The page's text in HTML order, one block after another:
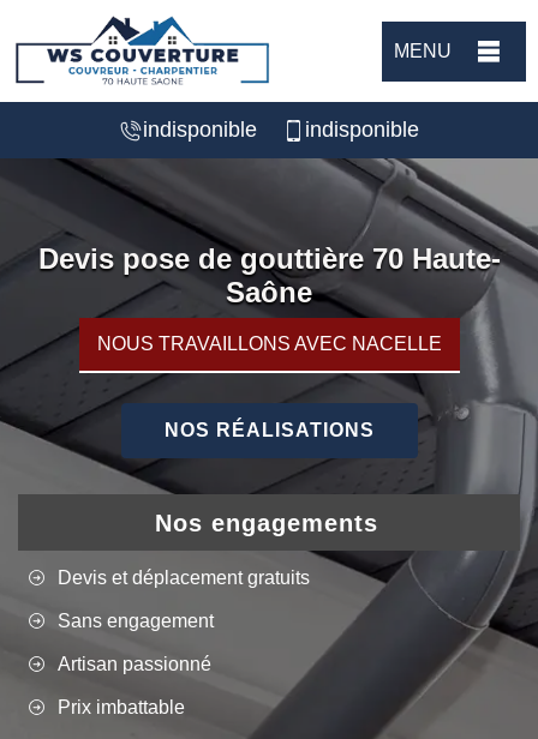
MENU
indisponible indisponible
Devis pose de gouttière 70 Haute-
Saône
NOUS TRAVAILLONS AVEC NACELLE
NOS RÉALISATIONS
Nos engagements
Devis et déplacement gratuits
Sans engagement
Artisan passionné
Prix imbattable